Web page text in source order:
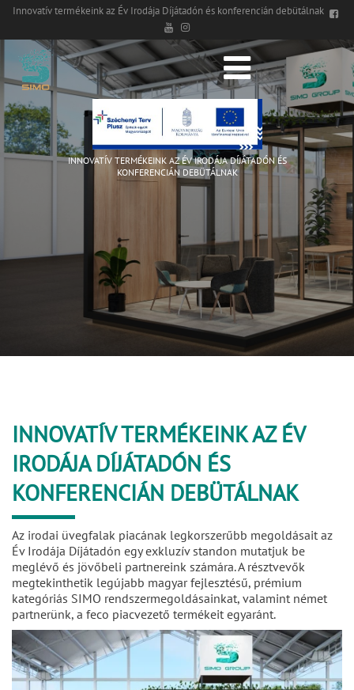
Innovatív termékeink az Év Irodája Díjátadón és konferencián debütálnak
INNOVATÍV TERMÉKEINK AZ ÉV IRODÁJA DÍJÁTADÓN ÉS
KONFERENCIÁN DEBÜTÁLNAK
INNOVATÍV TERMÉKEINK AZ ÉV
IRODÁJA DÍJÁTADÓN ÉS
KONFERENCIÁN DEBÜTÁLNAK
Az irodai üvegfalak piacának legkorszerűbb megoldásait az
Év Irodája Díjátadón egy exkluzív standon mutatjuk be
meglévő és jövőbeli partnereink számára. A résztvevők
megtekinthetik legújabb magyar fejlesztésű, prémium
kategóriás SIMO rendszermegoldásainkat, valamint német
partnerünk, a feco piacvezető termékeit egyaránt.